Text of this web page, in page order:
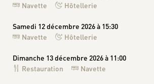
Navette
Hôtellerie
Samedi 12 décembre 2026 à 15:30
Navette
Hôtellerie
Dimanche 13 décembre 2026 à 11:00
Restauration
Navette